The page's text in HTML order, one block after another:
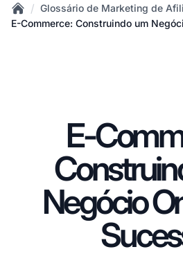
Home
/ Glossário de Marketing de
E-Commerce: Construindo um
E-
Negócio